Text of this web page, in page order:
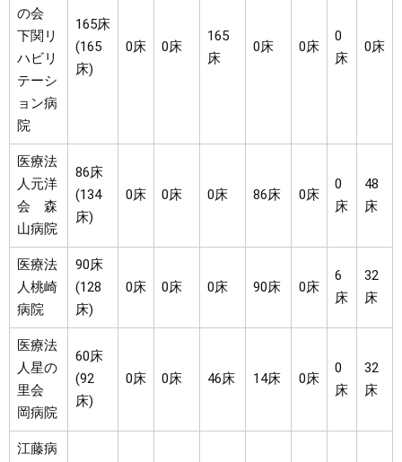
の会
下関リ
ハビリ
テーシ
ョン病
院
165床
(165
床)
0床 0床
165
床
0床 0床
0
床
0床
医療法
人元洋
会 森
山病院
86床
(134
床)
0床 0床 0床 86床 0床
0
床
48
床
医療法
人桃崎
病院
90床
(128
床)
0床 0床 0床 90床 0床
6
床
32
床
医療法
人星の
里会
岡病院
60床
(92
床)
0床 0床 46床 14床 0床
0
床
32
床
江藤病